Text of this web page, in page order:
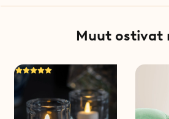
Paino: 330 g
Materiaali: Silikoni ja ruostumaton teräs
Huom! Videolla näkyy vain leveämpi
Muut ostivat